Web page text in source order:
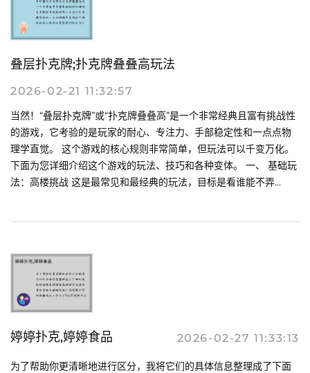
叠层扑克牌;扑克牌叠叠高玩法
2026-02-21 11:32:57
当然！“叠层扑克牌”或“扑克牌叠叠高”是一个非常经典且富有挑战性
的游戏，它考验的是玩家的耐心、专注力、手部稳定性和一点点物
理学直觉。 这个游戏的核心规则非常简单，但玩法可以千变万化。
下面为您详细介绍这个游戏的玩法、技巧和各种变体。 一、 基础玩
法：高楼挑战 这是最常见和最经典的玩法，目标是看谁能不弄...
婷婷扑克,婷婷食品 2026-02-27 11:33:13
为了帮助你更清晰地进行区分，我将它们的具体信息整理成了下面